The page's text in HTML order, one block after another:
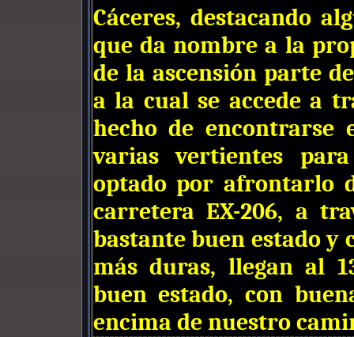
Cáceres, destacando
que da nombre a la
de la ascensión parte
a la cual se accede a
hecho de
varias vertientes
optado por afrontarlo
carretera EX-206, a
bastante buen estado y
más duras, llegan al
buen estado, con
encima de nuestro